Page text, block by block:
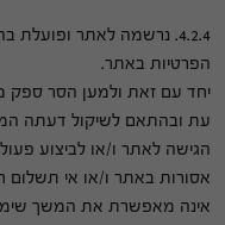
4.2.4. נרשמה לאתר
הפרטיות באתר.
יחד עם זאת ולמען הסר ספק
עת ובהתאם לשיקול דעתה
הגישה לאתר ו/או לביצוע
אסורות באתר ו/או אי
אינה מאפשרת את המשך